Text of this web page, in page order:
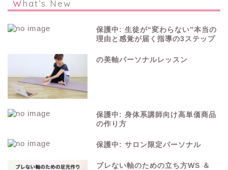
What’s New
保護中: 生徒が“変わらない”本当の
理由と感覚が届く指導の3ステップ
の美軸パーソナルレッスン
保護中: 身体系講師向け高単価商品
の作り方
保護中: サロン限定パーソナル
ブレない軸のための立ち方WS ＆